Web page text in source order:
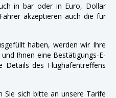
in bar oder in Euro, Dollar
akzeptieren auch die für
haben, werden wir Ihre
Ihnen eine Bestätigungs-E-
Details des Flughafentreffens
Sie sich bitte an unsere Tarife